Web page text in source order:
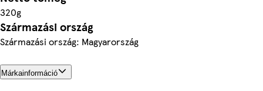
320g
Származási ország
Származási ország: Magyarország
Márkainformáció